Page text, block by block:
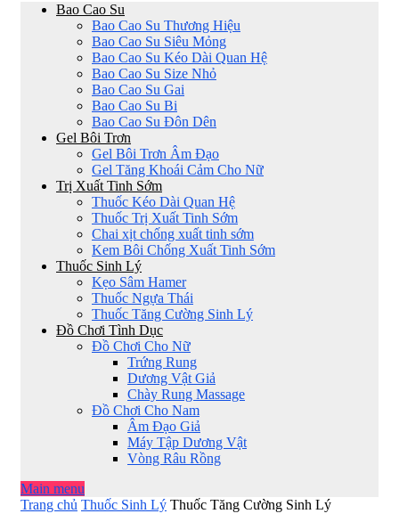
Bao Cao Su
Bao Cao Su Thương Hiệu
Bao Cao Su Siêu Mỏng
Bao Cao Su Kéo Dài Quan Hệ
Bao Cao Su Size Nhỏ
Bao Cao Su Gai
Bao Cao Su Bi
Bao Cao Su Đôn Dên
Gel Bôi Trơn
Gel Bôi Trơn Âm Đạo
Gel Tăng Khoái Cảm Cho Nữ
Trị Xuất Tinh Sớm
Thuốc Kéo Dài Quan Hệ
Thuốc Trị Xuất Tinh Sớm
Chai xịt chống xuất tinh sớm
Kem Bôi Chống Xuất Tinh Sớm
Thuốc Sinh Lý
Kẹo Sâm Hamer
Thuốc Ngựa Thái
Thuốc Tăng Cường Sinh Lý
Đồ Chơi Tình Dục
Đồ Chơi Cho Nữ
Trứng Rung
Dương Vật Giả
Chày Rung Massage
Đồ Chơi Cho Nam
Âm Đạo Giả
Máy Tập Dương Vật
Vòng Râu Rồng
Main menu
Trang chủ Thuốc Sinh Lý Thuốc Tăng Cường Sinh Lý